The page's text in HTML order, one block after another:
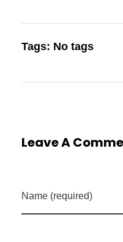
Tags: No tags
Leave A
Name (required)